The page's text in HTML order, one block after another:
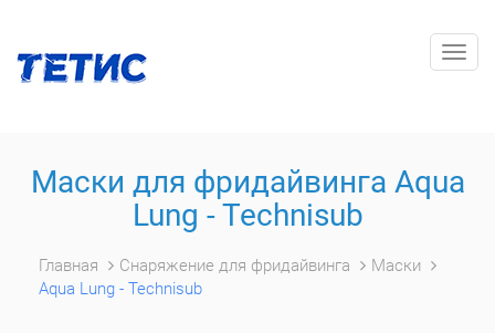
Маски для фридайвинга Aqua
Lung - Technisub
Главная Снаряжение для фридайвинга
Маски
Aqua Lung - Technisub